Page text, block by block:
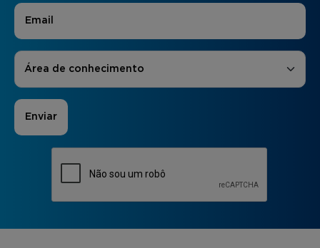
E-mail
Áreas de Interesse
Área de conhecimento